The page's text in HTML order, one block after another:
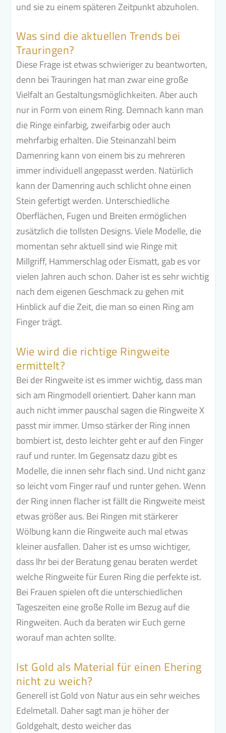
und sie zu einem späteren Zeitpunkt abzuholen.
Was sind die aktuellen Trends bei
Trauringen?
Diese Frage ist etwas schwieriger zu beantworten,
denn bei Trauringen hat man zwar eine große
Vielfalt an Gestaltungsmöglichkeiten. Aber auch
nur in Form von einem Ring. Demnach kann man
die Ringe einfarbig, zweifarbig oder auch
mehrfarbig erhalten. Die Steinanzahl beim
Damenring kann von einem bis zu mehreren
immer individuell angepasst werden. Natürlich
kann der Damenring auch schlicht ohne einen
Stein gefertigt werden. Unterschiedliche
Oberflächen, Fugen und Breiten ermöglichen
zusätzlich die tollsten Designs. Viele Modelle, die
momentan sehr aktuell sind wie Ringe mit
Millgriff, Hammerschlag oder Eismatt, gab es vor
vielen Jahren auch schon. Daher ist es sehr wichtig
nach dem eigenen Geschmack zu gehen mit
Hinblick auf die Zeit, die man so einen Ring am
Finger trägt.
Wie wird die richtige Ringweite
ermittelt?
Bei der Ringweite ist es immer wichtig, dass man
sich am Ringmodell orientiert. Daher kann man
auch nicht immer pauschal sagen die Ringweite X
passt mir immer. Umso stärker der Ring innen
bombiert ist, desto leichter geht er auf den Finger
rauf und runter. Im Gegensatz dazu gibt es
Modelle, die innen sehr flach sind. Und nicht ganz
so leicht vom Finger rauf und runter gehen. Wenn
der Ring innen flacher ist fällt die Ringweite meist
etwas größer aus. Bei Ringen mit stärkerer
Wölbung kann die Ringweite auch mal etwas
kleiner ausfallen. Daher ist es umso wichtiger,
dass Ihr bei der Beratung genau beraten werdet
welche Ringweite für Euren Ring die perfekte ist.
Bei Frauen spielen oft die unterschiedlichen
Tageszeiten eine große Rolle im Bezug auf die
Ringweiten. Auch da beraten wir Euch gerne
worauf man achten sollte.
Ist Gold als Material für einen Ehering
nicht zu weich?
Generell ist Gold von Natur aus ein sehr weiches
Edelmetall. Daher sagt man je höher der
Goldgehalt, desto weicher das